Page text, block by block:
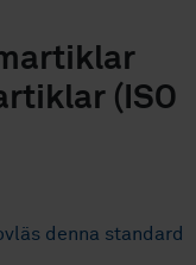
(ISO
denna standard